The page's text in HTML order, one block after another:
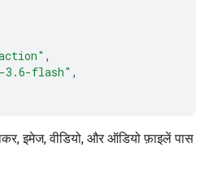
,
3.6-flash" ,
इमेज, वीडियो, और ऑडियो फ़ाइलें पास